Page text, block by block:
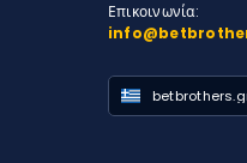
Επικοινωνία: